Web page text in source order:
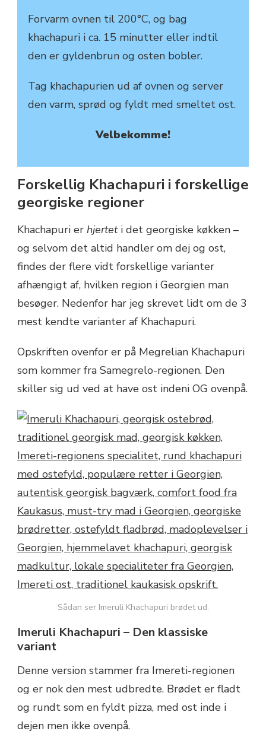
Forvarm ovnen til 200°C, og bag
khachapuri i ca. 15 minutter eller indtil
den er gyldenbrun og osten bobler.
Tag khachapurien ud af ovnen og server
den varm, sprød og fyldt med smeltet ost.
Velbekomme!
Forskellig Khachapuri i forskellige
georgiske regioner
Khachapuri er hjerteti det georgiske køkken –
og selvom det altid handler om dej og ost,
findes der flere vidt forskellige varianter
afhængigt af, hvilken region i Georgien man
besøger. Nedenfor har jeg skrevet lidt om de 3
mest kendte varianter af Khachapuri.
Opskriften ovenfor er på Megrelian Khachapuri
som kommer fra Samegrelo-regionen. Den
skiller sig ud ved at have ost indeni OG ovenpå.
Sådan ser Imeruli Khachapuri brødet ud.
Imeruli Khachapuri – Den klassiske
variant
Denne version stammer fra Imereti-regionen
og er nok den mest udbredte. Brødet er fladt
og rundt som en fyldt pizza, med ost inde i
dejen men ikke ovenpå.